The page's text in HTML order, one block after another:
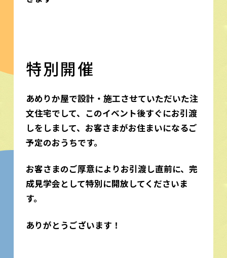
特別開催
あめりか屋で設計・施工させていただいた注
文住宅でして、このイベント後すぐにお引渡
しをしまして、お客さまがお住まいになるご
予定のおうちです。
お客さまのご厚意によりお引渡し直前に、完
成見学会として特別に開放してくださいま
す。
ありがとうございます！